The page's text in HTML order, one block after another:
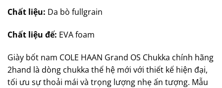
Chất liệu: Da bò fullgrain
Chất liệu đế: EVA foam
Giày bốt nam COLE HAAN Grand OS Chukka chính hãng
2hand là dòng chukka thế hệ mới với thiết kế hiện đại,
tối ưu sự thoải mái và trọng lượng nhẹ ấn tượng. Mẫu